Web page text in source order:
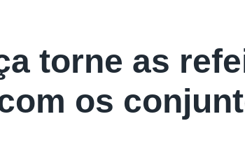
torne as
os